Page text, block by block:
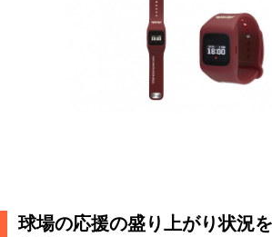
球場の応援の盛り上がり状況